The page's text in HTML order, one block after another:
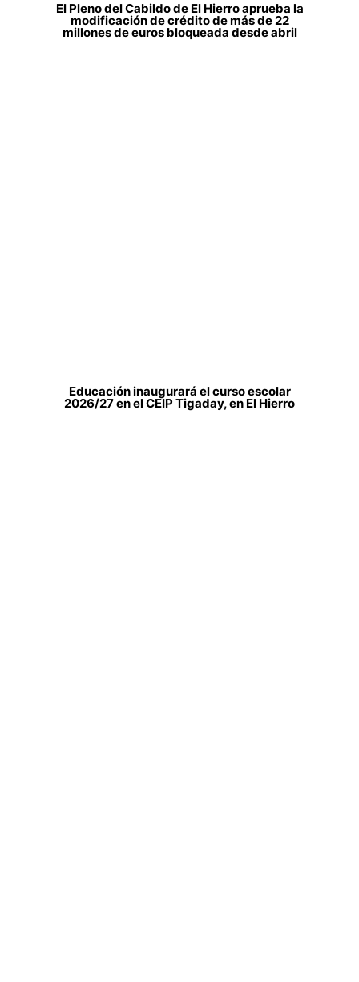
El Pleno del Cabildo de El Hierro aprueba la
modificación de crédito de más de 22
millones de euros bloqueada desde abril
Educación inaugurará el curso escolar
2026/27 en el CEIP Tigaday, en El Hierro